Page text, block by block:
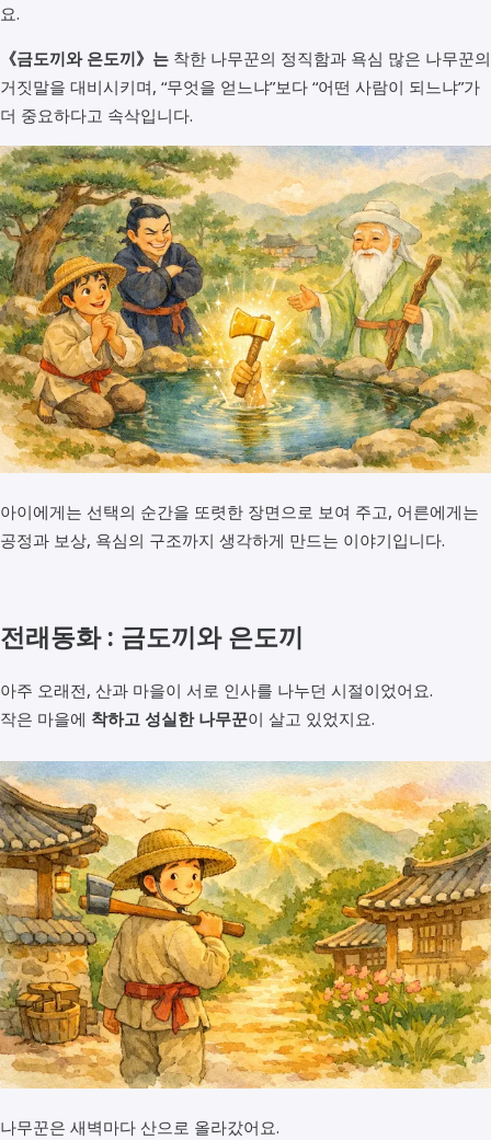
요.
《금도끼와 은도끼》는 착한 나무꾼의 정직함과 욕심 많은 나무꾼의
거짓말을 대비시키며, “무엇을 얻느냐”보다 “어떤 사람이 되느냐”가
더 중요하다고 속삭입니다.
아이에게는 선택의 순간을 또렷한 장면으로 보여 주고, 어른에게는
공정과 보상, 욕심의 구조까지 생각하게 만드는 이야기입니다.
전래동화 : 금도끼와 은도끼
아주 오래전, 산과 마을이 서로 인사를 나누던 시절이었어요.
작은 마을에 착하고 성실한 나무꾼이 살고 있었지요.
나무꾼은 새벽마다 산으로 올라갔어요.